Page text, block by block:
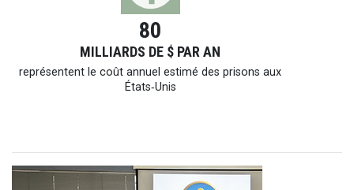
80
MILLIARDS DE $ PAR AN
représentent le coût annuel estimé des prisons aux
États‑Unis